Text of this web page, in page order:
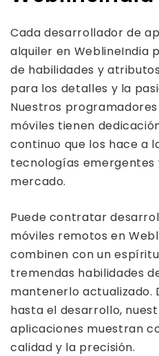
Cada desarrollador de
alquiler en WeblineIndia
de habilidades y
para los detalles y la
Nuestros
móviles tienen
continuo que los hace a
tecnologías emergentes
mercado.
Puede contratar
móviles remotos en
combinen con un
tremendas habilidades
mantenerlo actualizado.
hasta el desarrollo,
aplicaciones muestran
calidad y la precisión.